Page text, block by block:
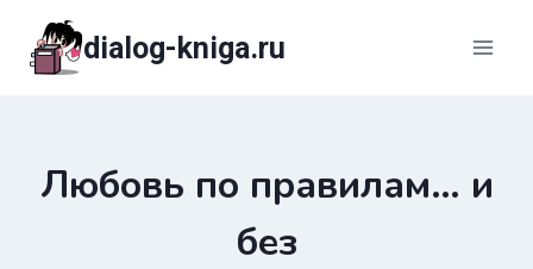
содержимому
dialog-kniga.ru
Любовь по правилам… и
без